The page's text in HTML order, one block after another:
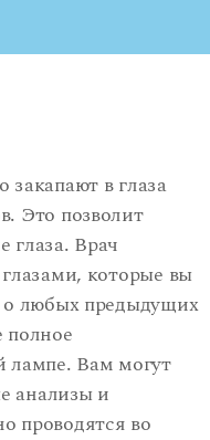
в глаза
Это позволит
глаза. Врач
которые вы
о любых предыдущих
полное
лампе. Вам могут
анализы и
проводятся во